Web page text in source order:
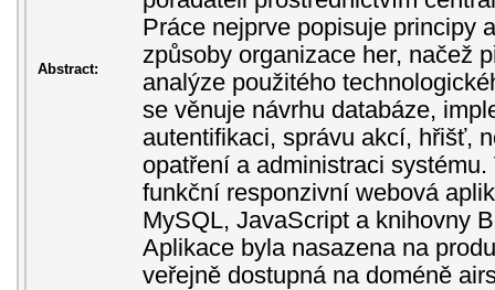
Abstract:
Práce nejprve popisuje principy
způsoby organizace her, načež
analýze použitého
se věnuje návrhu databáze,
autentifikaci, správu akcí, hřišť,
opatření a administraci
funkční responzivní webová
MySQL, JavaScript a knihovny
Aplikace byla nasazena na
veřejně dostupná na doméně